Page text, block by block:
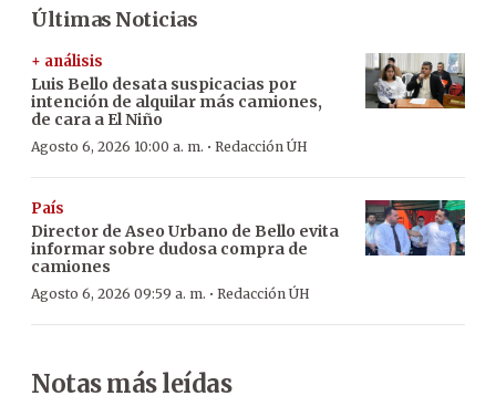
Últimas Noticias
+ análisis
Luis Bello desata suspicacias por
intención de alquilar más camiones,
de cara a El Niño
Agosto 6, 2026 10:00 a. m. · Redacción ÚH
País
Director de Aseo Urbano de Bello evita
informar sobre dudosa compra de
camiones
Agosto 6, 2026 09:59 a. m. · Redacción ÚH
Notas más leídas